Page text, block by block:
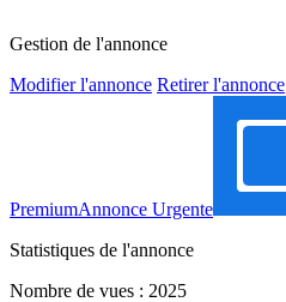
Gestion de l'annonce
Modifier l'annonce Retirer l'annonce
PremiumAnnonce Urgente
Statistiques de l'annonce
Nombre de vues : 2025